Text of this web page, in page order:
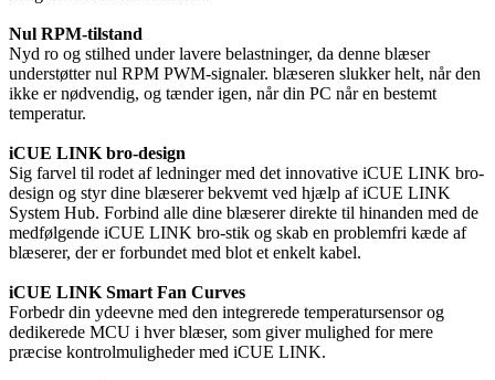
Nul RPM-tilstand
Nyd ro og stilhed under lavere belastninger, da denne blæser
understøtter nul RPM PWM-signaler. blæseren slukker helt, når den
ikke er nødvendig, og tænder igen, når din PC når en bestemt
temperatur.
iCUE LINK bro-design
Sig farvel til rodet af ledninger med det innovative iCUE LINK bro-
design og styr dine blæserer bekvemt ved hjælp af iCUE LINK
System Hub. Forbind alle dine blæserer direkte til hinanden med de
medfølgende iCUE LINK bro-stik og skab en problemfri kæde af
blæserer, der er forbundet med blot et enkelt kabel.
iCUE LINK Smart Fan Curves
Forbedr din ydeevne med den integrerede temperatursensor og
dedikerede MCU i hver blæser, som giver mulighed for mere
præcise kontrolmuligheder med iCUE LINK.